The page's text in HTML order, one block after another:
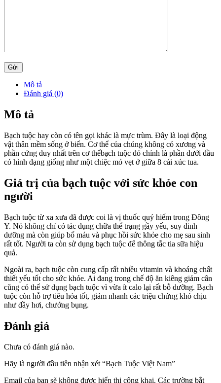
Mô tả
Đánh giá (0)
Mô tả
Bạch tuộc hay còn có tên gọi khác là mực trùm. Đây là loại động
vật thân mềm sống ở biển. Cơ thể của chúng không có xương và
phần cứng duy nhất trên cơ thểbạch tuộc đó chính là phần dưới đầu
có hình dạng giống như một chiệc mỏ vẹt ở giữa 8 cái xúc tua.
Giá trị của bạch tuộc với sức khỏe con
người
Bạch tuộc từ xa xưa đã được coi là vị thuốc quý hiếm trong Đông
Y. Nó không chỉ có tác dụng chữa thể trạng gầy yếu, suy dinh
dưỡng mà còn giúp bổ máu và phục hồi sức khỏe cho mẹ sau sinh
rất tốt. Người ta còn sử dụng bạch tuộc để thông tắc tia sữa hiệu
quả.
Ngoài ra, bạch tuộc còn cung cấp rất nhiều vitamin và khoáng chất
thiết yếu tốt cho sức khỏe. Ai đang trong chế độ ăn kiêng giảm cân
cũng có thể sử dụng bạch tuộc vì vừa ít calo lại rất bỗ dưỡng. Bạch
tuộc còn hỗ trợ tiêu hóa tốt, giảm nhanh các triệu chứng khó chịu
như đầy hơi, chướng bụng.
Đánh giá
Chưa có đánh giá nào.
Hãy là người đầu tiên nhận xét “Bạch Tuộc Việt Nam”
Email của bạn sẽ không được hiển thị công khai. Các trường bắt